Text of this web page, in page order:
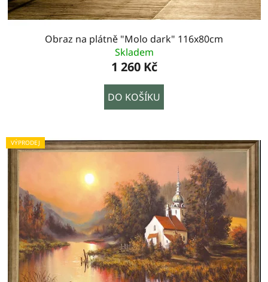
Obraz na plátně "Molo dark" 116x80cm
Skladem
1 260 Kč
DO KOŠÍKU
VÝPRODEJ